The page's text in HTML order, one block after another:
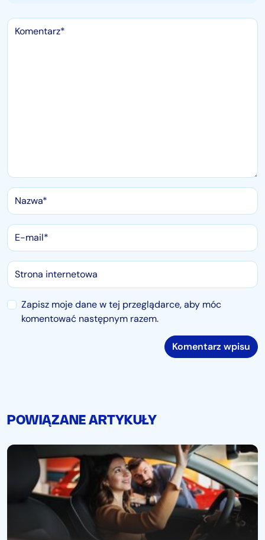
Zapisz moje dane w tej przeglądarce, aby móc
komentować następnym razem.
POWIĄZANE ARTYKUŁY